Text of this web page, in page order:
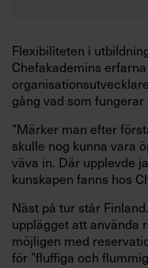
Flexibiliteten i
Chefakademins
gång vad som
”Märker man efter
skulle nog kunna vara
väva in. Där upplevde
kunskapen fanns hos
Näst på tur står
upplägget att använda
möjligen med
för ”fluffiga och